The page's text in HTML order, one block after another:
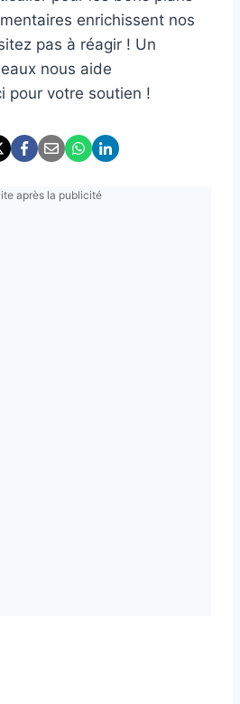
enrichissent nos
pas à réagir ! Un
nous aide
pour votre soutien !
après la publicité